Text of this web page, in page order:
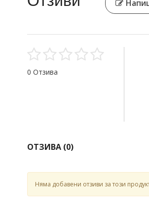
0 Отзива
ОТЗИВА (0)
Няма добавени отзиви за този